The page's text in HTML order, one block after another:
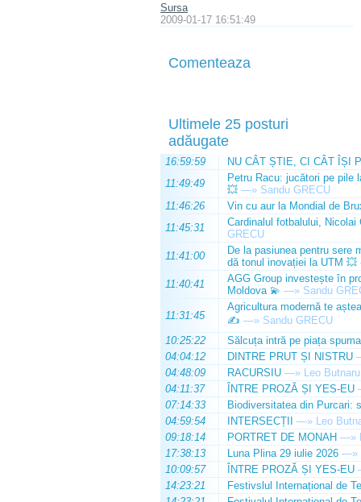
Sursa
2009-01-17 16:51:49
Comenteaza
Ultimele 25 posturi
adăugate
16:59:59
NU CÂT ȘTIE, CI CÂT ÎȘI
11:49:49
Petru Racu: jucători pe pile
💥 —» Sandu GRECU
11:46:26
Vin cu aur la Mondial de
11:45:31
Cardinalul fotbalului,
GRECU
11:41:00
De la pasiunea pentru sere
dă tonul inovației la UTM 💥
11:40:41
AGG Group investește în
Moldova 💫 —» Sandu
11:31:45
Agricultura modernă te
✍️ —» Sandu GRECU
10:25:22
Sălcuța intră pe piața
04:04:12
DINTRE PRUT ȘI NISTRU
04:48:09
RACURSIU —»
Leo Butnaru
04:11:37
ÎNTRE PROZĂ ȘI YES-EU
07:14:33
Biodiversitatea din Purcari:
04:59:54
INTERSECȚII —»
Leo
09:18:14
PORTRET DE MONAH —»
17:38:13
Luna Plina 29 iulie 2026 —»
10:09:57
ÎNTRE PROZĂ ȘI YES-EU
14:23:21
Festivslul Internațional de